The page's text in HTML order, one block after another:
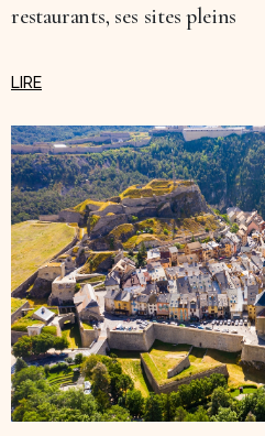
restaurants, ses sites pleins